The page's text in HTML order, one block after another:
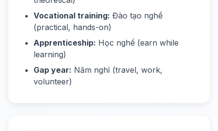
Vocational training: Đào tạo nghề
(practical, hands-on)
Apprenticeship: Học nghề (earn while
learning)
Gap year: Năm nghỉ (travel, work,
volunteer)